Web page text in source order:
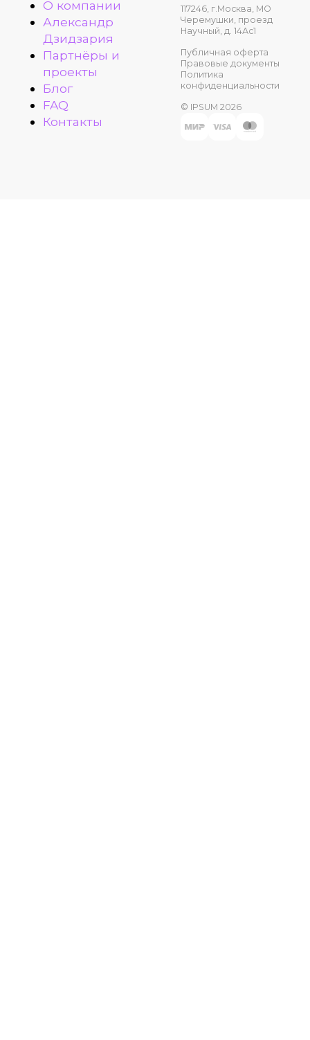
О компании
Александр
Дзидзария
Партнёры и
проекты
Блог
FAQ
Контакты
117246, г.Москва, МО
Черемушки, проезд
Научный, д. 14Ас1
Публичная оферта
Правовые документы
Политика
конфиденциальности
© IPSUM 2026